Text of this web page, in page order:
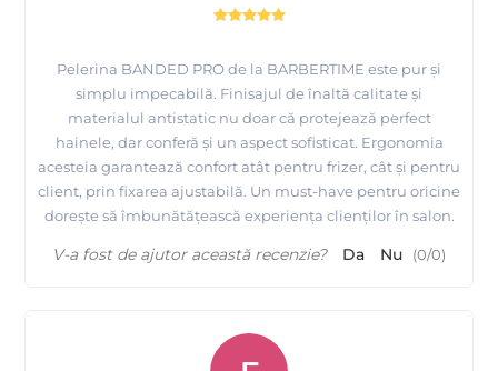
Pelerina BANDED PRO de la BARBERTIME este pur și
simplu impecabilă. Finisajul de înaltă calitate și
materialul antistatic nu doar că protejează perfect
hainele, dar conferă și un aspect sofisticat. Ergonomia
acesteia garantează confort atât pentru frizer, cât și pentru
client, prin fixarea ajustabilă. Un must-have pentru oricine
dorește să îmbunătățească experiența clienților în salon.
V-a fost de ajutor această recenzie? Da Nu (0/0)